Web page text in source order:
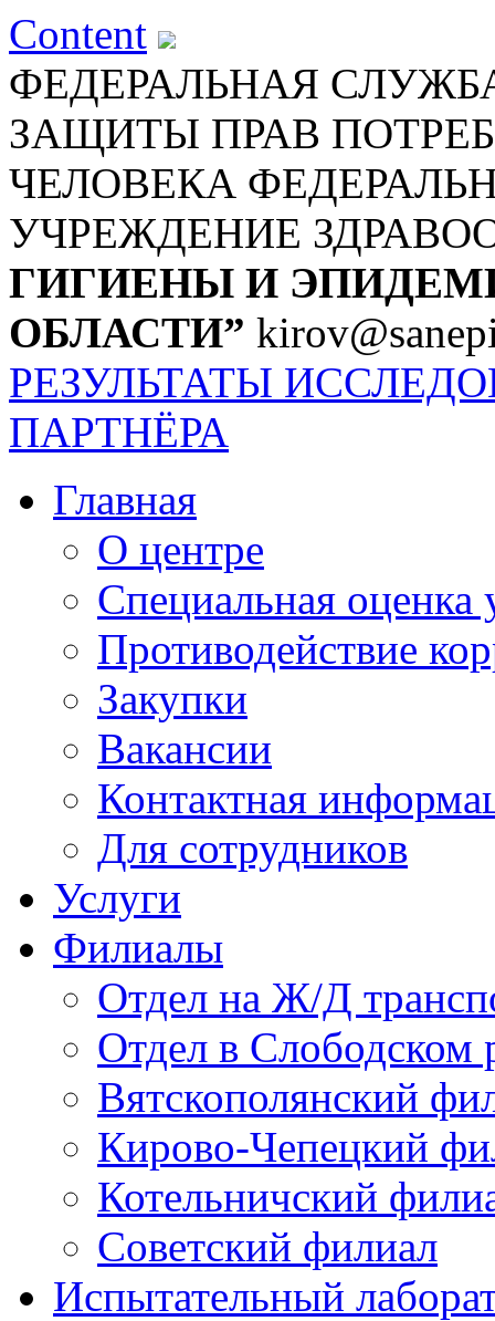
Content
ФЕДЕРАЛЬНАЯ
ЗАЩИТЫ ПРАВ
ЧЕЛОВЕКА
УЧРЕЖДЕНИЕ
ГИГИЕНЫ И
ОБЛАСТИ”
РЕЗУЛЬТАТЫ
ПАРТНЁРА
Главная
О центре
Специальная оценка
Противодействие
Закупки
Вакансии
Контактная
Для сотрудников
Услуги
Филиалы
Отдел на Ж/Д
Отдел в Слободском
Вятскополянский
Кирово-Чепецкий
Котельничский
Советский филиал
Испытательный